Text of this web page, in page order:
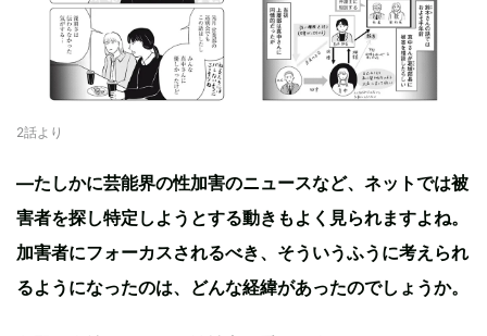
2話より
―たしかに芸能界の性加害のニュースなど、ネットでは被
害者を探し特定しようとする動きもよく見られますよね。
加害者にフォーカスされるべき、そういうふうに考えられ
るようになったのは、どんな経緯があったのでしょうか。